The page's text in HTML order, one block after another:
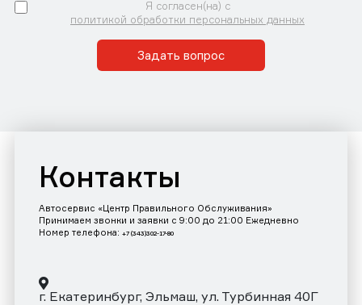
Я согласен(на) с
политикой обработки персональных данных
Задать вопрос
Контакты
Автосервис «Центр Правильного Обслуживания»
Принимаем звонки и заявки с 9:00 до 21:00 Ежедневно
Номер телефона: +7 (343)302-17-80
г. Екатеринбург, Эльмаш, ул. Турбинная 40Г